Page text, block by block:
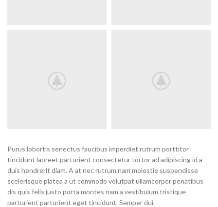
Purus lobortis senectus faucibus imperdiet rutrum porttitor
tincidunt laoreet parturient consectetur tortor ad adipiscing id a
duis hendrerit diam. A at nec rutrum nam molestie suspendisse
scelerisque platea a ut commodo volutpat ullamcorper penatibus
dis quis felis justo porta montes nam a vestibulum tristique
parturient parturient eget tincidunt. Semper dui.